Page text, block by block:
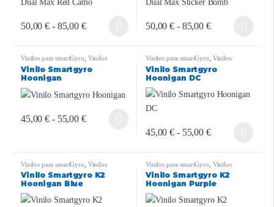
50,00€ - 85,00 € 50,00€ - 85,00 €
Vinilos para smartGyro Vinilos
smartGyro
Rockway/Speedway/Crossover
Zwheel ZRino
Vinilo Smartgyro
Hoonigan
45,00€ - 55,00 €
Vinilos para smartGyro Vinilos
smartGyro
Rockway/Speedway/Crossover
Zwheel ZRino
Vinilo Smartgyro
Hoonigan DC
45,00€ - 55,00 €
Vinilos para smartGyro Vinilos
smartGyro K2
Vinilo Smartgyro K2
Hoonigan Blue
Vinilos para smartGyro Vinilos
smartGyro K2
Vinilo Smartgyro K2
Hoonigan Purple